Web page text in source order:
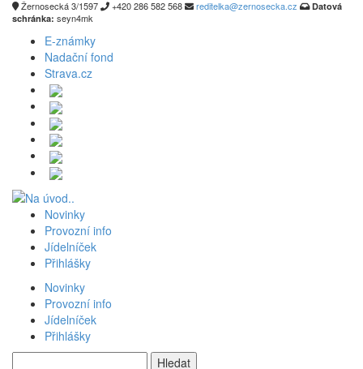
Žernosecká 3/1597 +420 286 582 568 reditelka@zernosecka.cz
Datová
schránka: seyn4mk
E-známky
Nadační fond
Strava.cz
Novinky
Provozní info
Jídelníček
Přihlášky
Novinky
Provozní info
Jídelníček
Přihlášky